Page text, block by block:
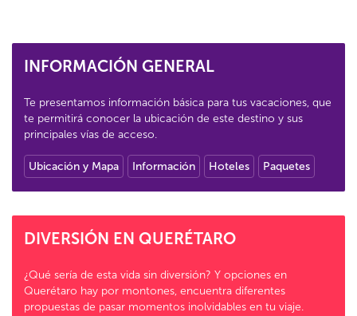
INFORMACIÓN GENERAL
Te presentamos información básica para tus vacaciones, que
te permitirá conocer la ubicación de este destino y sus
principales vías de acceso.
Ubicación y Mapa Información Hoteles Paquetes
DIVERSIÓN EN QUERÉTARO
¿Qué sería de esta vida sin diversión? Y opciones en
Querétaro hay por montones, encuentra diferentes
propuestas de pasar momentos inolvidables en tu viaje.